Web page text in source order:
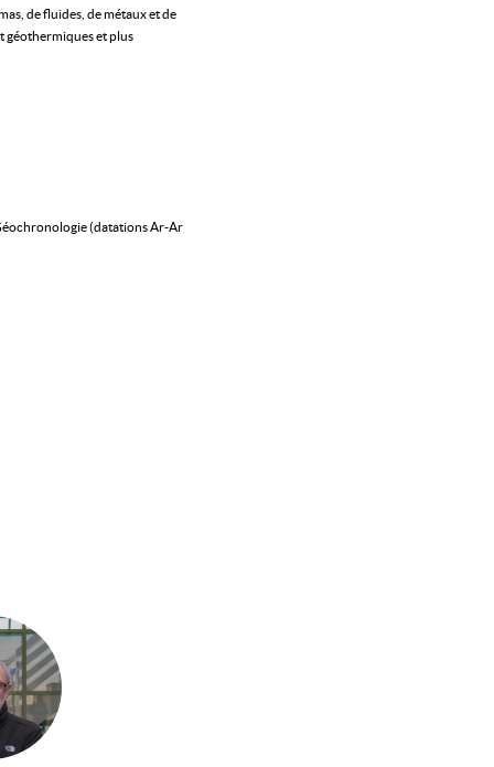
de fluides, de métaux et de
géothermiques et plus
(datations Ar-Ar